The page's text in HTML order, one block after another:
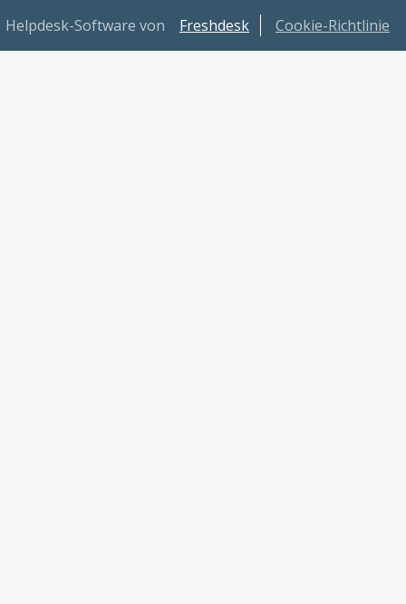
Helpdesk-Software von Freshdesk Cookie-Richtlinie